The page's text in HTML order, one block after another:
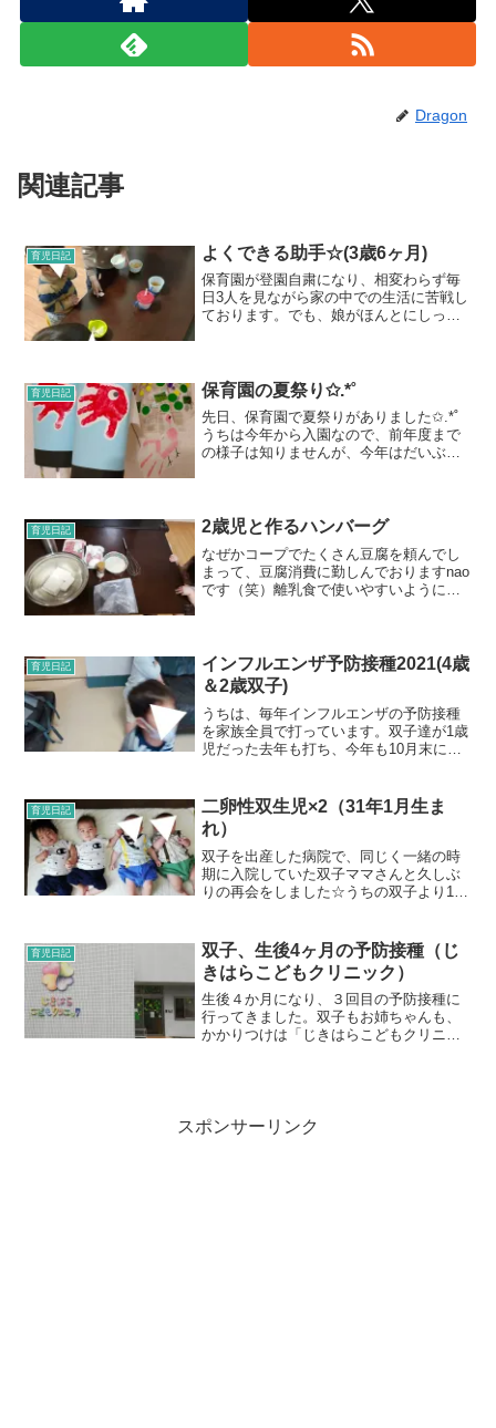
Dragon
関連記事
育児日記 よくできる助手☆(3歳6ヶ月)
保育園が登園自粛になり、相変わらず毎
日3人を見ながら家の中での生活に苦戦し
ております。でも、娘がほんとにしっか
っぷり寝られたら、...
育児日記 保育園の夏祭り✩.*˚
先日、保育園で夏祭りがありました✩.*˚
うちは今年から入園なので、前年度まで
の様子は知りませんが、今年はだいぶ縮
言っている娘が、「今...
育児日記 2歳児と作るハンバーグ
なぜかコープでたくさん豆腐を頼んでし
まって、豆腐消費に勤しんでおりますnao
です（笑）離乳食で使いやすいように絹
う！と思いたち、ネットで...
育児日記
インフルエンザ予防接種2021(4歳
＆2歳双子)
うちは、毎年インフルエンザの予防接種
を家族全員で打っています。双子達が1歳
児だった去年も打ち、今年も10月末に接
があるとかないとか…。なんだか怖く感
じるニュースを見たので...
育児日記
二卵性双生児×2（31年1月生ま
れ）
双子を出産した病院で、同じく一緒の時
期に入院していた双子ママさんと久しぶ
りの再会をしました☆うちの双子より10
く結構広い範囲のハイリスク妊婦や多胎
児妊婦、外国人妊婦の受...
育児日記
双子、生後4ヶ月の予防接種（じ
きはらこどもクリニック）
生後４か月になり、３回目の予防接種に
行ってきました。双子もお姉ちゃんも、
かかりつけは「じきはらこどもクリニッ
スポンサーリンク